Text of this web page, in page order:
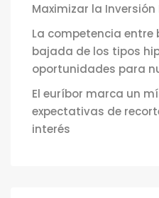
Maximizar la
La competencia
bajada de los tipos
oportunidades para
El euríbor marca un
expectativas de
interés